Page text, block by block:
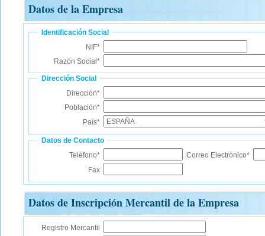
Datos de la Empresa
Identificación Social
NIF*
Razón Social*
Dirección Social
Dirección*
Población*
País*
Datos de Contacto
Teléfono*
Correo Electrónico*
Fax
Datos de Inscripción Mercantil de la Empresa
Registro Mercantil